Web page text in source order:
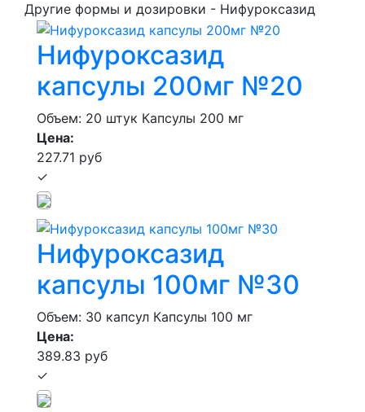
Другие формы и дозировки - Нифуроксазид
Нифуроксазид
капсулы 200мг №20
Объем: 20 штук Капсулы 200 мг
Цена:
227.71 руб
✓
Нифуроксазид
капсулы 100мг №30
Объем: 30 капсул Капсулы 100 мг
Цена:
389.83 руб
✓